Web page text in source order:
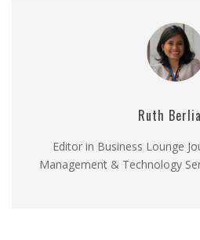
Ruth
Editor in Business Lounge
Management & Technology